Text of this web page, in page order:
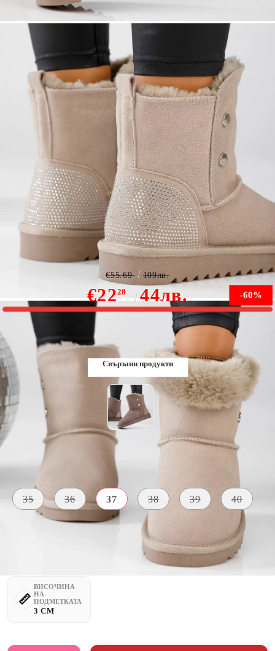
Дамски къси боти din Piele Naturala Ariana Бежово
#13151
-60%
€2228 44лв.
€55.69 109лв.
Свързани продукти
Таблица с размери
35 36 37 38 39 40
МАТЕРИАЛ
Естествен
велур
ВЪТРЕ
космат
ВИСОЧИНА
НА
ПОДМЕТКАТА
3 CM